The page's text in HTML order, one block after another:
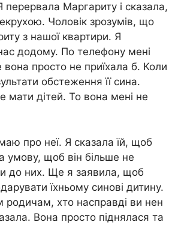
перервала Маргариту і сказала,
Чоловік зрозумів, що
з нашої квартири. Я
додому. По телефону мені
просто не приїхала б. Коли
обстеження її сина.
мати дітей. То вона мені не
про неї. Я сказала їй, щоб
умову, щоб він більше не
до них. Ще я заявила, щоб
їхньому синові дитину.
родичам, хто насправді ви нен
Вона просто піднялася та